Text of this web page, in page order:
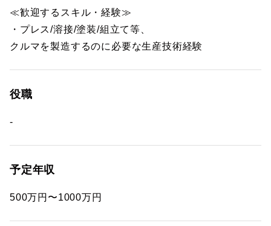
≪歓迎するスキル・経験≫
・プレス/溶接/塗装/組立て等、
クルマを製造するのに必要な生産技術経験
役職
-
予定年収
500万円〜1000万円